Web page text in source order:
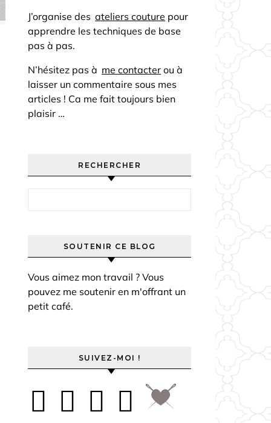
J’organise des ateliers couture pour
apprendre les techniques de base
pas à pas.
N’hésitez pas à me contacter ou à
laisser un commentaire sous mes
articles ! Ca me fait toujours bien
plaisir …
RECHERCHER
SOUTENIR CE BLOG
Vous aimez mon travail ? Vous
pouvez me soutenir en m'offrant un
petit café.
SUIVEZ-MOI !